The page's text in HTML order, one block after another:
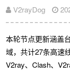
V2rayDog
本轮节点更新涵盖
域，共计27条高速
V2ray、Clash、